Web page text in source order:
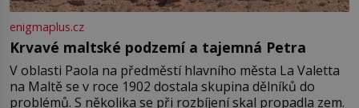
enigmaplus.cz
Krvavé maltské podzemí a tajemná Petra
V oblasti Paola na předměstí hlavního města La Valetta
na Maltě se v roce 1902 dostala skupina dělníků do
problémů. S několika se při rozbíjení skal propadla zem.